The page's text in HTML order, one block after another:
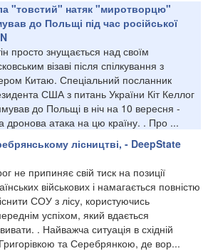
"товстий" натяк "миротворцю"
до Польщі під час російської
просто знущається над своїм
візаві після спілкування з
Китаю. Спеціальний посланник
США з питань України Кіт Келлог
до Польщі в ніч на 10 вересня -
дронова атака на цю країну. . Про ...
лісництві, - DeepState
не припиняє свій тиск на позиції
військових і намагається повністю
СОУ з лісу, користуючись
успіхом, який вдається
. Найважча ситуація в східній
та Серебрянкою, де вор...